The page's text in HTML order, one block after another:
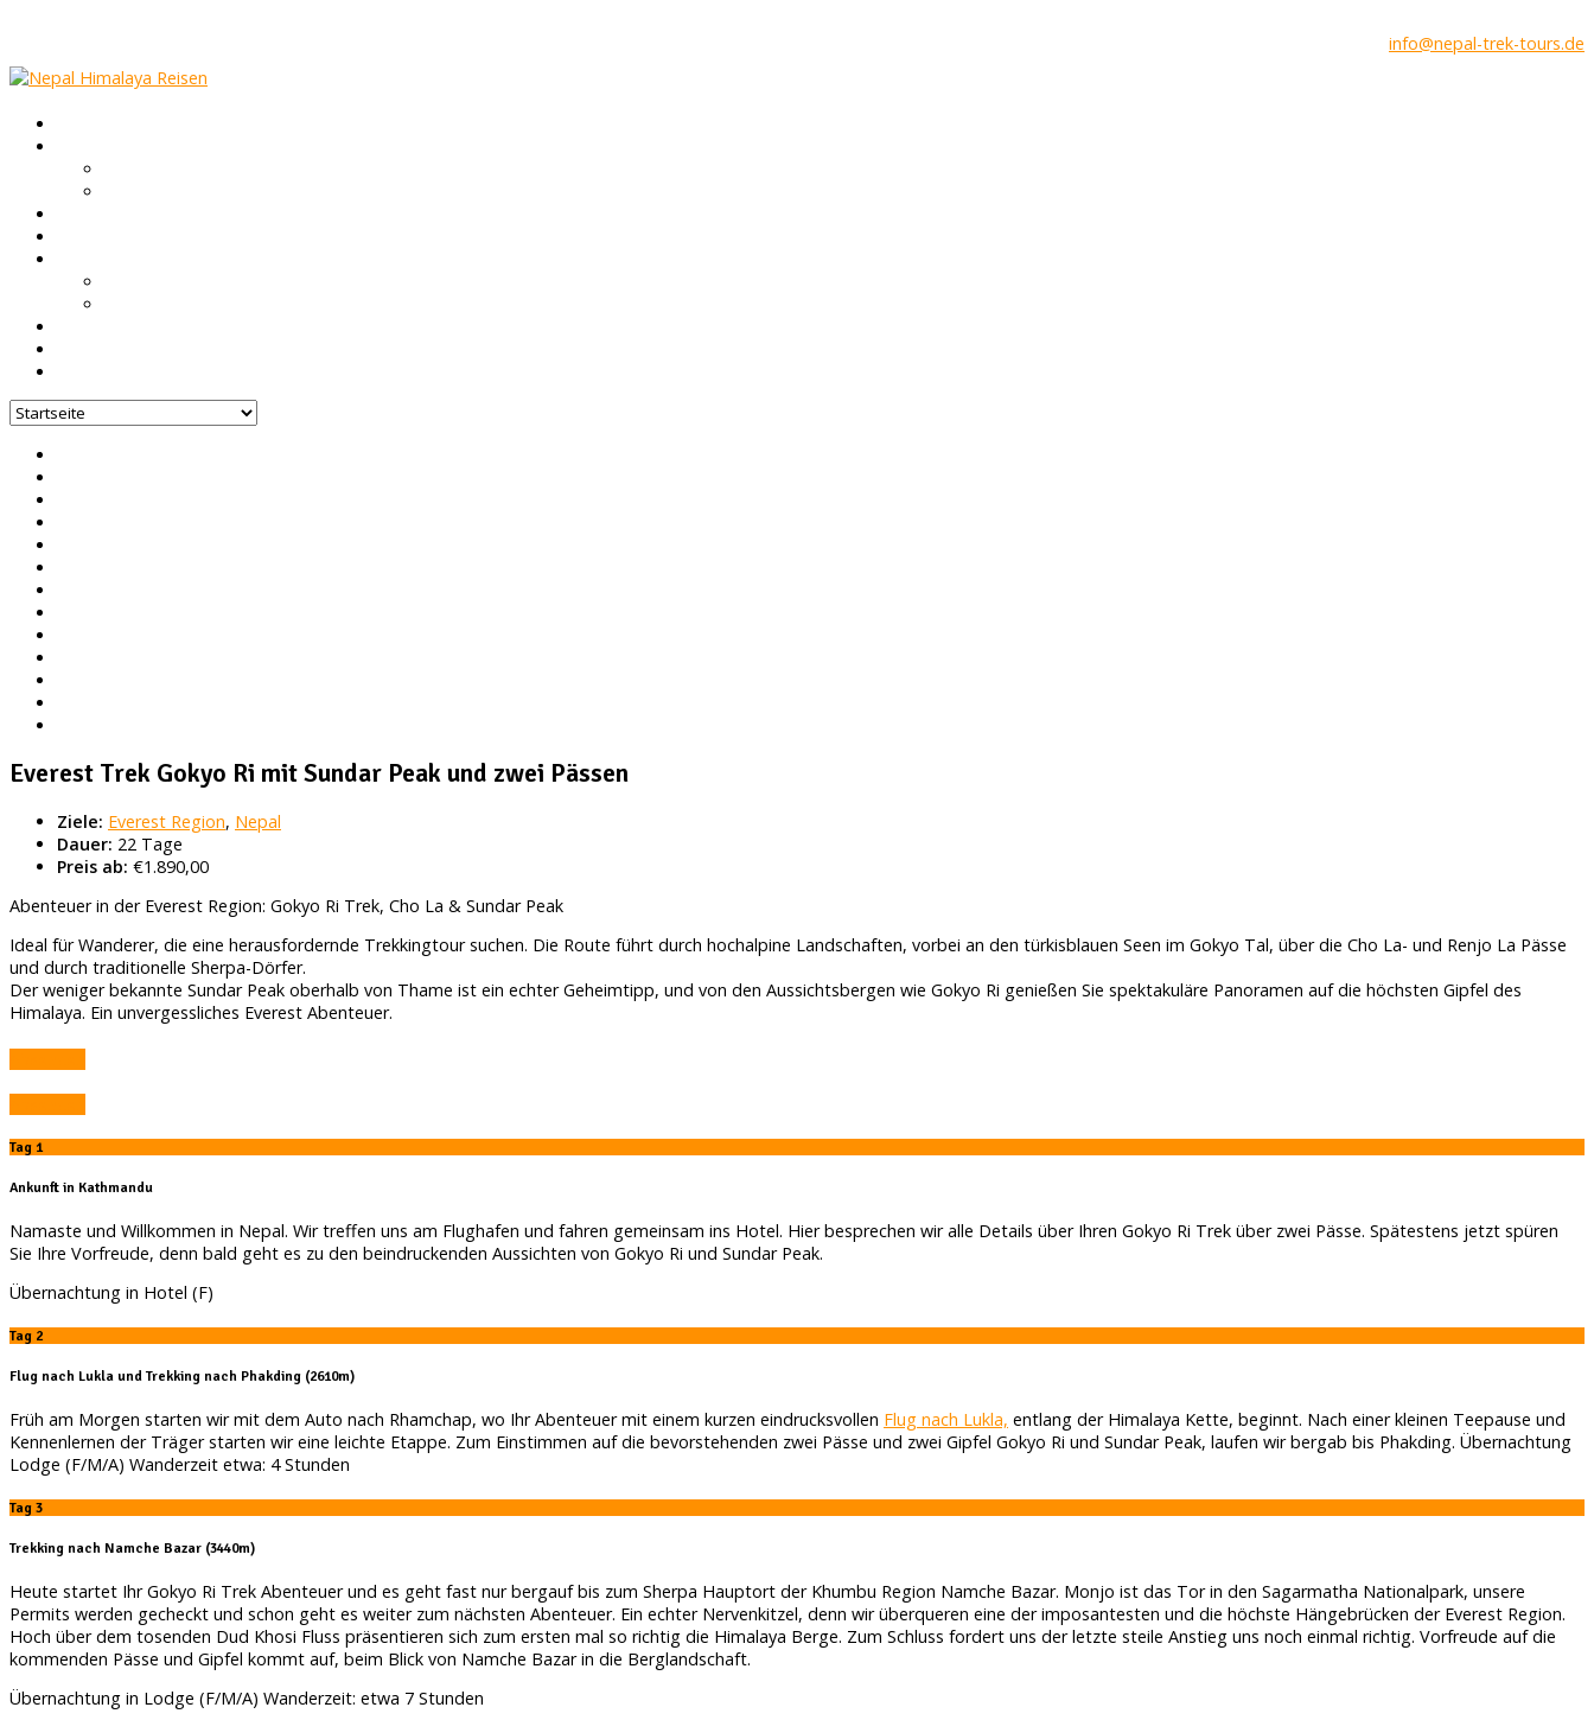
info@nepal-trek-tours.de
Everest Trek Gokyo Ri mit Sundar Peak und zwei Pässen
Ziele: Everest Region, Nepal
Dauer: 22 Tage
Preis ab: €1.890,00
Abenteuer in der Everest Region: Gokyo Ri Trek, Cho La & Sundar Peak
Ideal für Wanderer, die eine herausfordernde Trekkingtour suchen. Die Route führt durch hochalpine Landschaften, vorbei an den türkisblauen Seen im Gokyo Tal, über die Cho La- und Renjo La Pässe
und durch traditionelle Sherpa-Dörfer.
Der weniger bekannte Sundar Peak oberhalb von Thame ist ein echter Geheimtipp, und von den Aussichtsbergen wie Gokyo Ri genießen Sie spektakuläre Panoramen auf die höchsten Gipfel des
Himalaya. Ein unvergessliches Everest Abenteuer.
Tag 1
Ankunft in Kathmandu
Namaste und Willkommen in Nepal. Wir treffen uns am Flughafen und fahren gemeinsam ins Hotel. Hier besprechen wir alle Details über Ihren Gokyo Ri Trek über zwei Pässe. Spätestens jetzt spüren
Sie Ihre Vorfreude, denn bald geht es zu den beindruckenden Aussichten von Gokyo Ri und Sundar Peak.
Übernachtung in Hotel (F)
Tag 2
Flug nach Lukla und Trekking nach Phakding (2610m)
Früh am Morgen starten wir mit dem Auto nach Rhamchap, wo Ihr Abenteuer mit einem kurzen eindrucksvollen Flug nach Lukla, entlang der Himalaya Kette, beginnt. Nach einer kleinen Teepause und
Kennenlernen der Träger starten wir eine leichte Etappe. Zum Einstimmen auf die bevorstehenden zwei Pässe und zwei Gipfel Gokyo Ri und Sundar Peak, laufen wir bergab bis Phakding. Übernachtung
Lodge (F/M/A) Wanderzeit etwa: 4 Stunden
Tag 3
Trekking nach Namche Bazar (3440m)
Heute startet Ihr Gokyo Ri Trek Abenteuer und es geht fast nur bergauf bis zum Sherpa Hauptort der Khumbu Region Namche Bazar. Monjo ist das Tor in den Sagarmatha Nationalpark, unsere
Permits werden gecheckt und schon geht es weiter zum nächsten Abenteuer. Ein echter Nervenkitzel, denn wir überqueren eine der imposantesten und die höchste Hängebrücken der Everest Region.
Hoch über dem tosenden Dud Khosi Fluss präsentieren sich zum ersten mal so richtig die Himalaya Berge. Zum Schluss fordert uns der letzte steile Anstieg uns noch einmal richtig. Vorfreude auf die
kommenden Pässe und Gipfel kommt auf, beim Blick von Namche Bazar in die Berglandschaft.
Übernachtung in Lodge (F/M/A) Wanderzeit: etwa 7 Stunden